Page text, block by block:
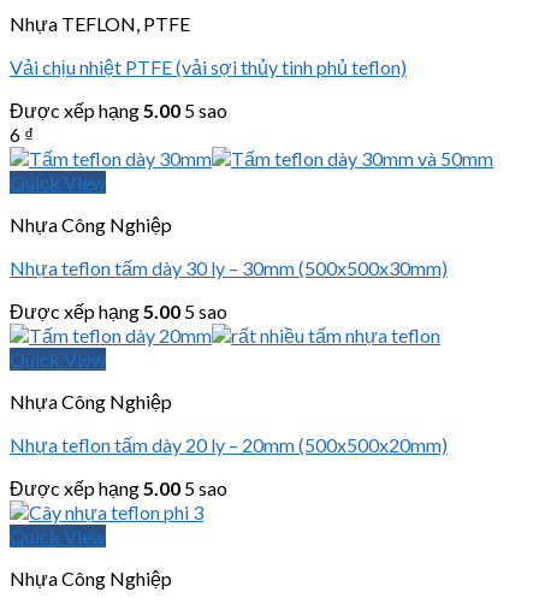
Nhựa TEFLON, PTFE
Vải chịu nhiệt PTFE (vải sợi thủy tinh phủ teflon)
Được xếp hạng5.00 5 sao
6 ₫
Quick View
Nhựa Công Nghiệp
Nhựa teflon tấm dày 30 ly – 30mm (500x500x30mm)
Được xếp hạng5.00 5 sao
Quick View
Nhựa Công Nghiệp
Nhựa teflon tấm dày 20 ly – 20mm (500x500x20mm)
Được xếp hạng5.00 5 sao
Quick View
Nhựa Công Nghiệp